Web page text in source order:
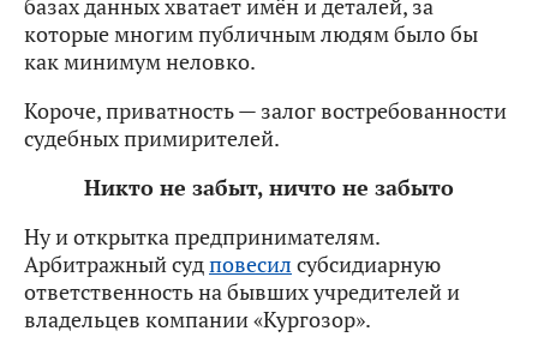
базах данных хватает имён и деталей, за
которые многим публичным людям было бы
как минимум неловко.
Короче, приватность — залог востребованности
судебных примирителей.
Никто не забыт, ничто не забыто
Ну и открытка предпринимателям.
Арбитражный судповесил субсидиарную
ответственность на бывших учредителей и
владельцев компании «Кургозор».